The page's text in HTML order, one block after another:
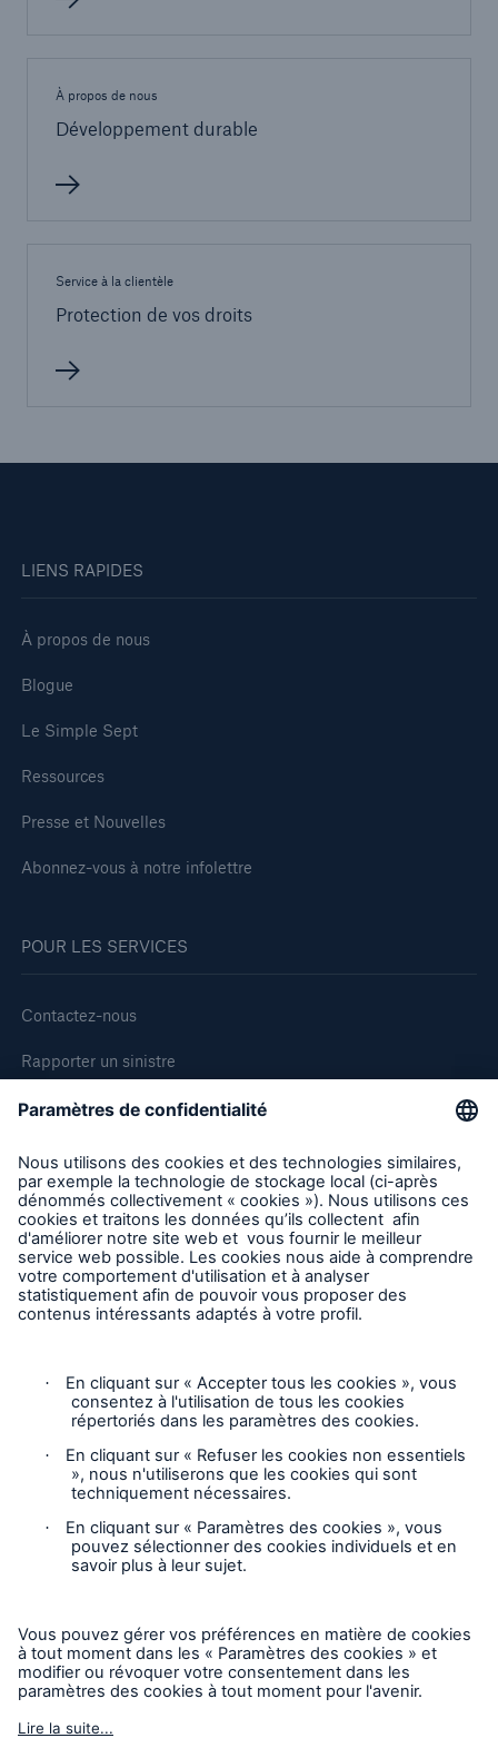
À propos de nous
Développement durable
Service à la clientèle
Protection de vos droits
LIENS RAPIDES
À propos de nous
Blogue
Le Simple Sept
Ressources
Presse et Nouvelles
Abonnez-vous à notre infolettre
POUR LES SERVICES
Contactez-nous
Rapporter un sinistre
Demande de soumission d'assurance - Bris des équipments
Demander une inspection
Suivre HSB Canada
Vie privée
Mentions légales
Responsable des plaintes
Paramètres des cookies
Mode accessibilité
© 2026 La Compagnie d’Inspection et d’Assurance